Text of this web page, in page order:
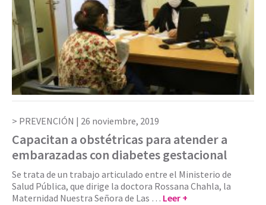
PREVENCIÓN | 26 noviembre, 2019
Capacitan a obstétricas para atender a
embarazadas con diabetes gestacional
Se trata de un trabajo articulado entre el Ministerio de
Salud Pública, que dirige la doctora Rossana Chahla, la
Maternidad Nuestra Señora de Las … Leer +